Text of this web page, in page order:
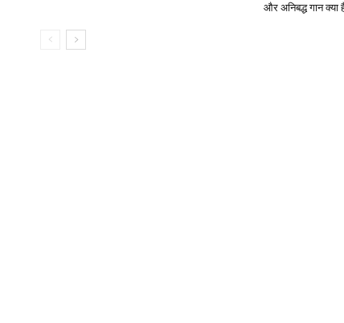
और अनिबद्ध गान क्या